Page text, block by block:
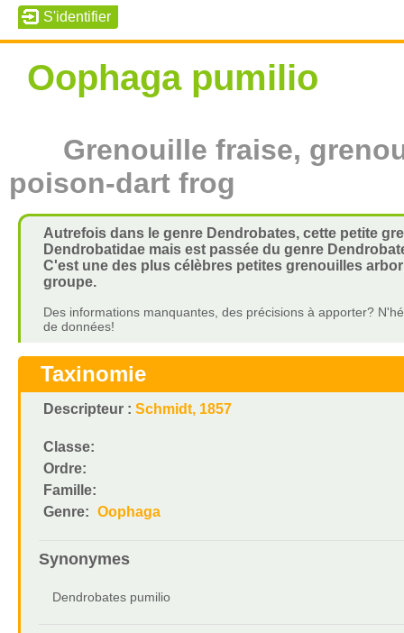
Oophaga pumilio
Grenouille fraise,
poison-dart frog
Autrefois dans le genre Dendrobates, cette petite
Dendrobatidae mais est passée du genre
C'est une des plus célèbres petites grenouilles
groupe.
Des informations manquantes, des précisions à apporter?
de données!
Taxinomie
Descripteur : Schmidt, 1857
Classe:
Ordre:
Famille:
Genre: Oophaga
Synonymes
Dendrobates pumilio